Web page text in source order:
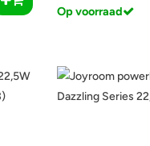
Op voorraad